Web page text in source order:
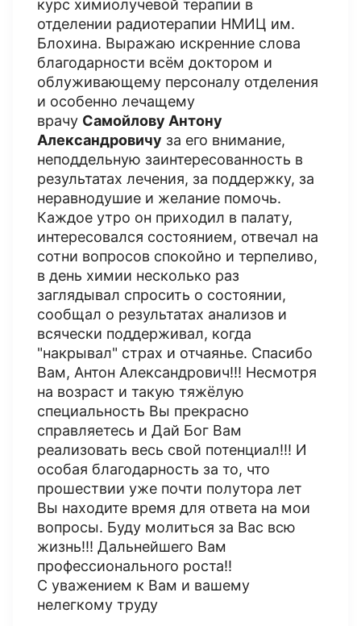
курс химиолучевой терапии в
отделении радиотерапии НМИЦ им.
Блохина. Выражаю искренние слова
благодарности всём доктором и
облуживающему персоналу отделения
и особенно лечащему
врачу Самойлову Антону
Александровичу за его внимание,
неподдельную заинтересованность в
результатах лечения, за поддержку, за
неравнодушие и желание помочь.
Каждое утро он приходил в палату,
интересовался состоянием, отвечал на
сотни вопросов спокойно и терпеливо,
в день химии несколько раз
заглядывал спросить о состоянии,
сообщал о результатах анализов и
всячески поддерживал, когда
"накрывал" страх и отчаянье. Спасибо
Вам, Антон Александрович!!! Несмотря
на возраст и такую тяжёлую
специальность Вы прекрасно
справляетесь и Дай Бог Вам
реализовать весь свой потенциал!!! И
особая благодарность за то, что
прошествии уже почти полутора лет
Вы находите время для ответа на мои
вопросы. Буду молиться за Вас всю
жизнь!!! Дальнейшего Вам
профессионального роста!!
С уважением к Вам и вашему
нелегкому труду